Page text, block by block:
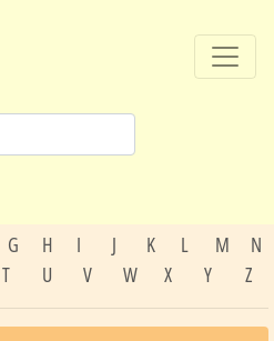
G H I J K L M
N
T U V W X Y Z